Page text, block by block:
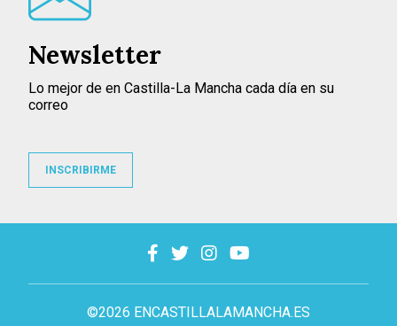
©2026 ENCASTILLALAMANCHA.ES
Newsletter
Lo mejor de en Castilla-La Mancha cada día en su
correo
INSCRIBIRME